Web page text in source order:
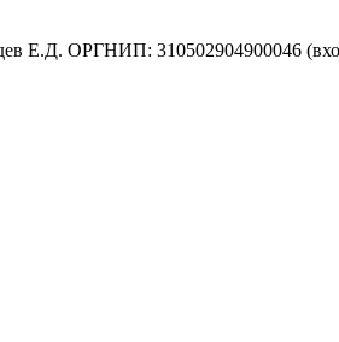
Е.Д. ОРГНИП: 310502904900046